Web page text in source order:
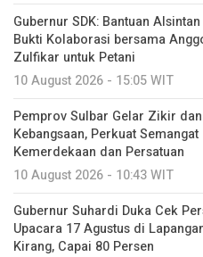
Gubernur SDK: Bantuan
Bukti Kolaborasi bersama
Zulfikar untuk Petani
10 August 2026 - 15:05 WIT
Pemprov Sulbar Gelar Zikir
Kebangsaan, Perkuat Semangat
Kemerdekaan dan Persatuan
10 August 2026 - 10:43 WIT
Gubernur Suhardi Duka Cek
Upacara 17 Agustus di
Kirang, Capai 80 Persen